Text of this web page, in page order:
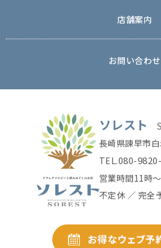
店舗案内
お問い合わせ
ソレスト
長崎県諫早市
TEL.080-
営業時間11時
不定休 ／ 完全